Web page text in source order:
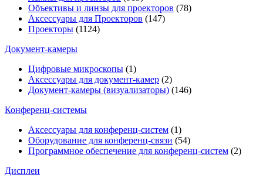
Объективы и линзы для проекторов (78)
Аксессуары для Проекторов (147)
Проекторы (1124)
Документ-камеры
Цифровые микроскопы (1)
Аксессуары для документ-камер (2)
Документ-камеры (визуализаторы) (146)
Конференц-системы
Аксессуары для конференц-систем (1)
Оборудование для конференц-связи (54)
Программное обеспечение для конференц-систем (2)
Дисплеи